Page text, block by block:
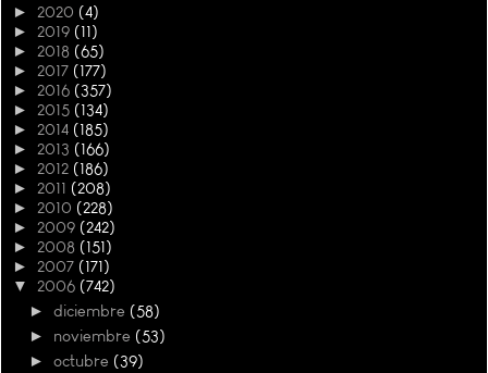
► 2020 (4)
► 2019 (11)
► 2018 (65)
► 2017 (177)
► 2016 (357)
► 2015 (134)
► 2014 (185)
► 2013 (166)
► 2012 (186)
► 2011 (208)
► 2010 (228)
► 2009 (242)
► 2008 (151)
► 2007 (171)
▼ 2006 (742)
► diciembre (58)
► noviembre (53)
► octubre (39)